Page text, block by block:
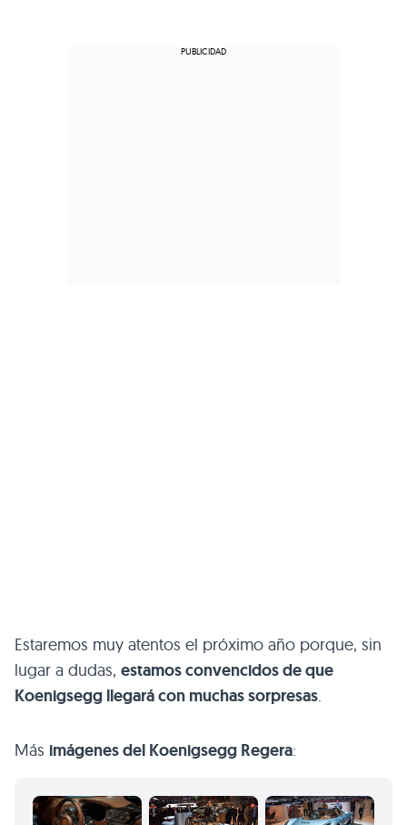
Estaremos muy atentos el próximo año porque, sin
lugar a dudas, estamos convencidos de que
Koenigsegg llegará con muchas sorpresas.
Más imágenes del Koenigsegg Regera: